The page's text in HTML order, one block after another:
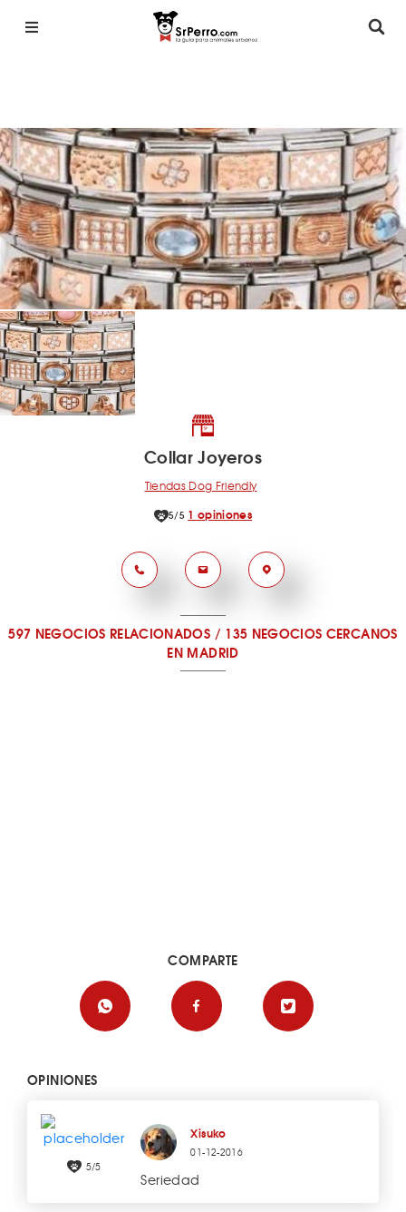
Collar Joyeros
Tiendas Dog Friendly
5/5 1 opiniones
597 NEGOCIOS RELACIONADOS / 135 NEGOCIOS CERCANOS
EN MADRID
OPINIONES
5/5
Xisuko
01-12-2016
Seriedad
COMPARTE